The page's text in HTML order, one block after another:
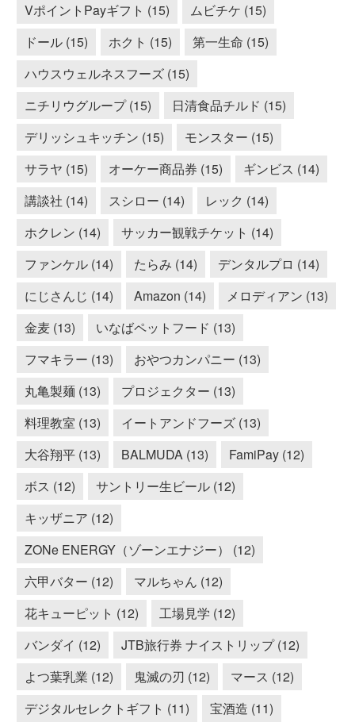
VポイントPayギフト (15)
ムビチケ (15)
ドール (15)
ホクト (15)
第一生命 (15)
ハウスウェルネスフーズ (15)
ニチリウグループ (15)
日清食品チルド (15)
デリッシュキッチン (15)
モンスター (15)
サラヤ (15)
オーケー商品券 (15)
ギンビス (14)
講談社 (14)
スシロー (14)
レック (14)
ホクレン (14)
サッカー観戦チケット (14)
ファンケル (14)
たらみ (14)
デンタルプロ (14)
にじさんじ (14)
Amazon (14)
メロディアン (13)
金麦 (13)
いなばペットフード (13)
フマキラー (13)
おやつカンパニー (13)
丸亀製麺 (13)
プロジェクター (13)
料理教室 (13)
イートアンドフーズ (13)
大谷翔平 (13)
BALMUDA (13)
FamiPay (12)
ボス (12)
サントリー生ビール (12)
キッザニア (12)
ZONe ENERGY（ゾーンエナジー） (12)
六甲バター (12)
マルちゃん (12)
花キューピット (12)
工場見学 (12)
バンダイ (12)
JTB旅行券 ナイストリップ (12)
よつ葉乳業 (12)
鬼滅の刃 (12)
マース (12)
デジタルセレクトギフト (11)
宝酒造 (11)